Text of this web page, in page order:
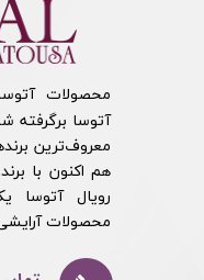
محصولات
آتوسا برگرفته
معروف‌ترین
هم اکنون با
رویال آتوسا
محصولات